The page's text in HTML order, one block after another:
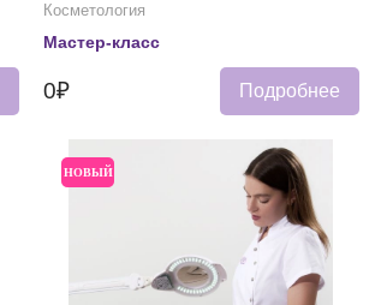
Косметология
Мастер-класс
0₽ Подробнее
НОВЫЙ